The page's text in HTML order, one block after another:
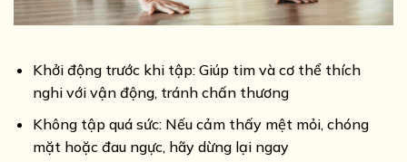
Khởi động trước khi tập: Giúp tim và cơ thể thích
nghi với vận động, tránh chấn thương
Không tập quá sức: Nếu cảm thấy mệt mỏi, chóng
mặt hoặc đau ngực, hãy dừng lại ngay